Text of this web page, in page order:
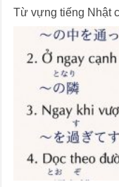
Từ vựng tiếng Nhật